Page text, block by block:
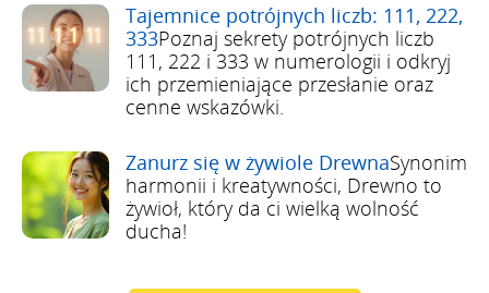
Tajemnice potrójnych liczb: 111, 222,
333Poznaj sekrety potrójnych liczb
111, 222 i 333 w numerologii i odkryj
ich przemieniające przesłanie oraz
cenne wskazówki.
Zanurz się w żywiole DrewnaSynonim
harmonii i kreatywności, Drewno to
żywioł, który da ci wielką wolność
ducha!